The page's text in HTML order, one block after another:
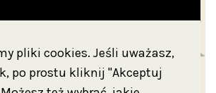
pliki cookies. Jeśli uważasz,
po prostu kliknij "Akceptuj